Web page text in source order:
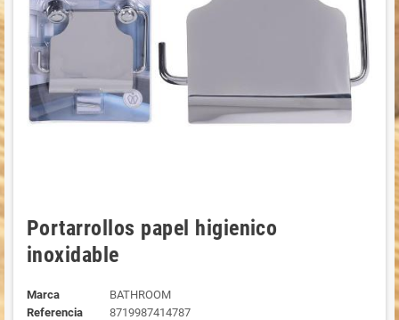
Portarrollos papel higienico
inoxidable
Marca
BATHROOM
Referencia
8719987414787